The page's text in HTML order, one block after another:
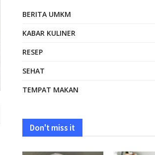
BERITA UMKM
KABAR KULINER
RESEP
SEHAT
TEMPAT MAKAN
Don't miss it